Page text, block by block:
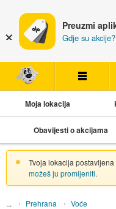
Preuzmi
Gdje su
Moja lokacija
Obavijesti o akcijama
Tvoja lokacija
možeš ju promijeniti.
Prehrana
Voće